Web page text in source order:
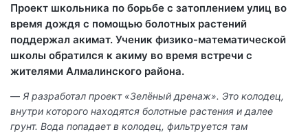
Проект школьника по борьбе с затоплением улиц во
время дождя с помощью болотных растений
поддержал акимат. Ученик физико-математической
школы обратился к акиму во время встречи с
жителями Алмалинского района.
— Я разработал проект «Зелёный дренаж». Это колодец,
внутри которого находятся болотные растения и далее
грунт. Вода попадает в колодец, фильтруется там